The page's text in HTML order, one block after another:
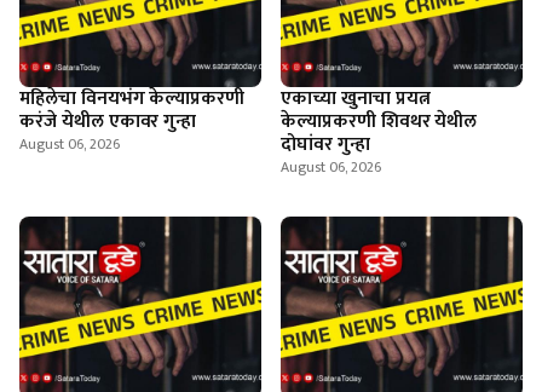
महिलेचा विनयभंग केल्याप्रकरणी
करंजे येथील एकावर गुन्हा
August 06, 2026
एकाच्या खुनाचा प्रयत्न
केल्याप्रकरणी शिवथर येथील
दोघांवर गुन्हा
August 06, 2026